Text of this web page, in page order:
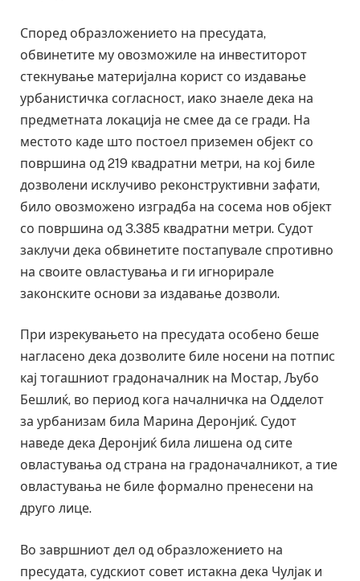
Според образложението на пресудата,
обвинетите му овозможиле на инвеститорот
стекнување материјална корист со издавање
урбанистичка согласност, иако знаеле дека на
предметната локација не смее да се гради. На
местото каде што постоел приземен објект со
површина од 219 квадратни метри, на кој биле
дозволени исклучиво реконструктивни зафати,
било овозможено изградба на сосема нов објект
со површина од 3.385 квадратни метри. Судот
заклучи дека обвинетите постапувале спротивно
на своите овластувања и ги игнорирале
законските основи за издавање дозволи.
При изрекувањето на пресудата особено беше
нагласено дека дозволите биле носени на потпис
кај тогашниот градоначалник на Мостар, Љубо
Бешлиќ, во период кога началничка на Одделот
за урбанизам била Марина Деронјиќ. Судот
наведе дека Деронјиќ била лишена од сите
овластувања од страна на градоначалникот, а тие
овластувања не биле формално пренесени на
друго лице.
Во завршниот дел од образложението на
пресудата, судскиот совет истакна дека Чулјак и